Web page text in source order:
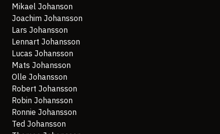
Mikael Johanson
Joachim Johansson
Lars Johansson
Lennart Johansson
Lucas Johansson
Mats Johansson
Olle Johansson
Robert Johansson
Robin Johansson
Ronnie Johansson
Ted Johansson